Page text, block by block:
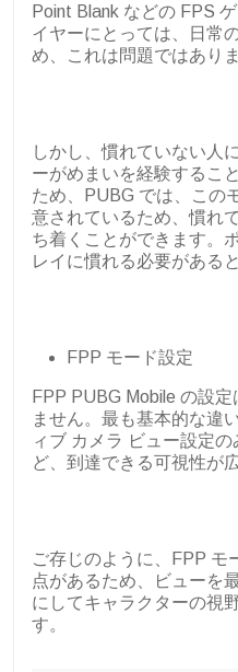
Point Blank などの FPS
イヤーにとっては、日常
め、これは問題ではありま
しかし、慣れていない人
ーがめまいを経験するこ
ため、PUBG では、この
意されているため、慣れ
ち着くことができます。
レイに慣れる必要がある
FPP モード設定
FPP PUBG Mobile の設
ません。最も基本的な違
ィブ カメラ ビュー設定
ど、到達できる可視性が
ご存じのように、FPP モ
点があるため、ビューを
にしてキャラクターの視
す。